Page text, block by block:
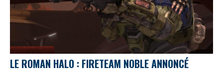
LE ROMAN HALO : FIRETEAM NOBLE ANNONCÉ